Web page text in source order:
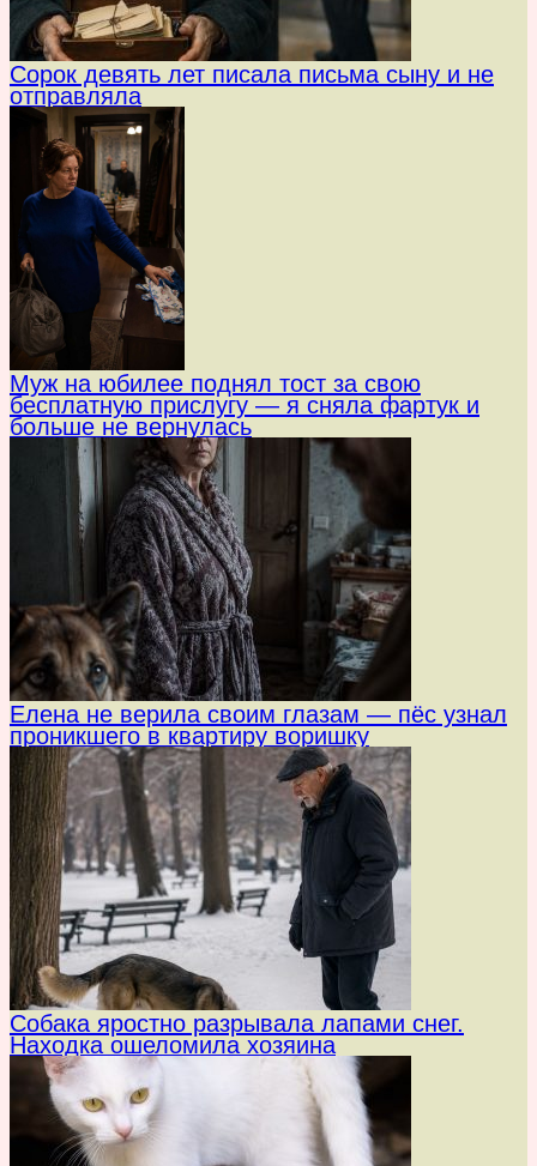
Сорок девять лет писала письма сыну и не
отправляла
Муж на юбилее поднял тост за свою
бесплатную прислугу — я сняла фартук и
больше не вернулась
Елена не верила своим глазам — пёс узнал
проникшего в квартиру воришку
Собака яростно разрывала лапами снег.
Находка ошеломила хозяина